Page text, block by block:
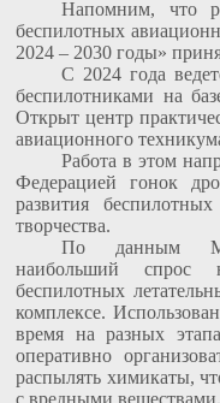
Напомним, что
беспилотных
2024 – 2030 годы»
С 2024 года
беспилотниками на
Открыт центр
авиационного
Работа в этом
Федерацией гонок
развития
творчества.
По данным
наибольший спрос
беспилотных
комплексе.
время на разных
оперативно
распылять химикаты,
с вредными веществами.